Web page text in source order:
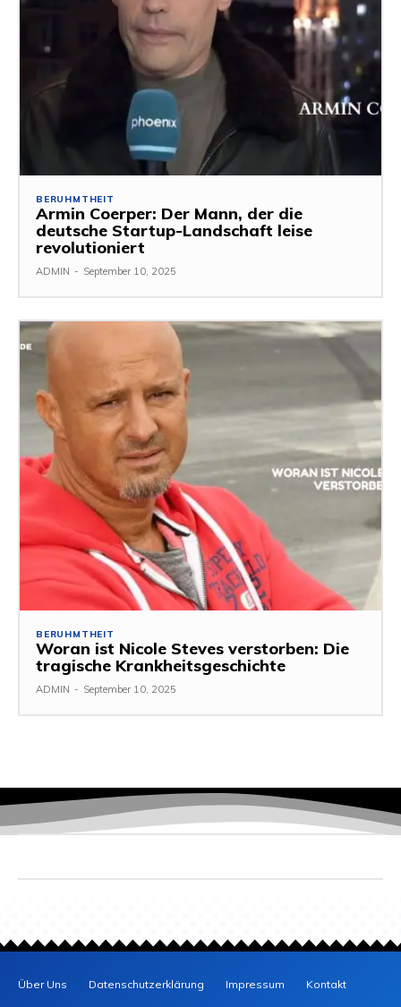
BERUHMTHEIT
Armin Coerper: Der Mann, der die
deutsche Startup-Landschaft leise
revolutioniert
ADMIN - September 10, 2025
BERUHMTHEIT
Woran ist Nicole Steves verstorben: Die
tragische Krankheitsgeschichte
ADMIN - September 10, 2025
Über Uns Datenschutzerklärung Impressum Kontakt